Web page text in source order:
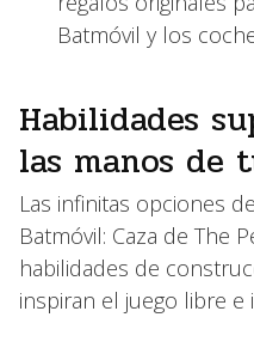
Batmóvil y los
Habilidades
las manos de
Las infinitas opciones
Batmóvil: Caza de The
habilidades de
inspiran el juego libre e